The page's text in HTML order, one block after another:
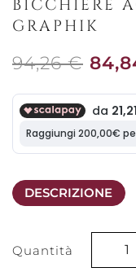
BICCHIERE
GRAPHIK
94,26 €
DESCRIZIONE
Quantità